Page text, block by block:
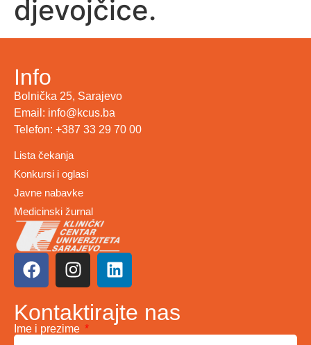
djevojčice.
Info
Bolnička 25, Sarajevo
Email: info@kcus.ba
Telefon: +387 33 29 70 00
Lista čekanja
Konkursi i oglasi
Javne nabavke
Medicinski žurnal
Kontaktirajte nas
Ime i prezime